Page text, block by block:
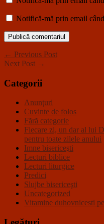
Notifică-mă prin email
← Previous Post
Next Post →
Categorii
Anunţuri
Cuvinte de folos
Fără categorie
Fiecare zi, un dar al lui
pentru toate zilele anului
Imne bisericeşti
Lecturi biblice
Lecturi liturgice
Predici
Slujbe bisericeşti
Uncategorized
Vitamine duhovnicesti